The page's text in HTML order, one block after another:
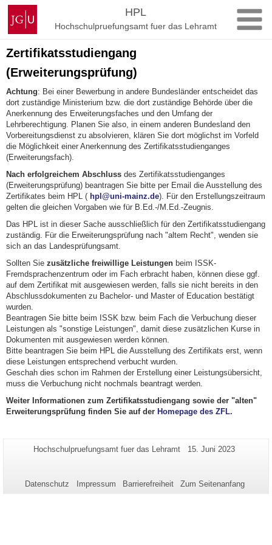
Zum
Inhalt
springen
Johannes
Gutenberg-
Universität
Mainz
HPL
Hochschulpruefungsamt fuer das Lehramt
Zertifikatsstudiengang
(Erweiterungsprüfung)
Achtung: Bei einer Bewerbung in andere Bundesländer entscheidet das
dort zuständige Ministerium bzw. die dort zuständige Behörde über die
Anerkennung des Erweiterungsfaches und den Umfang der
Lehrberechtigung. Planen Sie also, in einem anderen Bundesland den
Vorbereitungsdienst zu absolvieren, klären Sie dort möglichst im Vorfeld
die Möglichkeit einer Anerkennung des Zertifikatsstudienganges
(Erweiterungsfach).
Nach erfolgreichem Abschluss des Zertifikatsstudienganges
(Erweiterungsprüfung) beantragen Sie bitte per Email die Ausstellung des
Zertifikates beim HPL ( hpl@uni-mainz.de). Für den Erstellungszeitraum
gelten die gleichen Vorgaben wie für B.Ed.-/M.Ed.-Zeugnis.
Das HPL ist in dieser Sache ausschließlich für den Zertifikatsstudiengang
zuständig. Für die Erweiterungsprüfung nach "altem Recht", wenden sie
sich an das Landesprüfungsamt.
Sollten Sie zusätzliche freiwillige Leistungen beim ISSK-
Fremdsprachenzentrum oder im Fach erbracht haben, können diese ggf.
auf dem Zertifikat mit ausgewiesen werden, falls sie nicht bereits in den
Abschlussdokumenten zu Bachelor- und Master of Education bestätigt
wurden.
Beantragen Sie bitte beim ISSK bzw. beim Fach die Verbuchung dieser
Leistungen als "sonstige Leistungen", damit diese zusätzlichen Kurse in
Dokumenten mit ausgewiesen werden können.
Bitte beantragen Sie beim HPL die Ausstellung des Zertifikats erst, wenn
diese Leistungen entsprechend verbucht wurden.
Geschah dies schon im Rahmen der Erstellung einer Leistungsübersicht,
muss die Verbuchung nicht nochmals beantragt werden.
Weiter Informationen zum Zertifikatsstudiengang sowie der "alten"
Erweiterungsprüfung finden Sie auf der Homepage des ZFL.
Zusätzliche
dieser
Seiten-
Hochschulpruefungsamt fuer das Lehramt
Letzte
15. Juni 2023
Datenschutz Impressum Barrierefreiheit Zum Seitenanfang